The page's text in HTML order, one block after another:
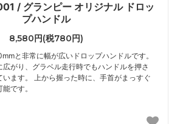
/ グランピー オリジナル ドロッ
プハンドル
8,580円(税780円)
と非常に幅が広いドロップハンドルです。
広がり、グラベル走行時でもハンドルを押さ
います。 上から握った時に、手首がまっすぐ
です。